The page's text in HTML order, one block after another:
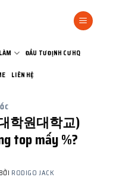
ĐẦU TƯ ĐỊNH CƯ HQ
LIÊN HỆ
학원대학교)
top mấy %?
BỞI RODIGO JACK